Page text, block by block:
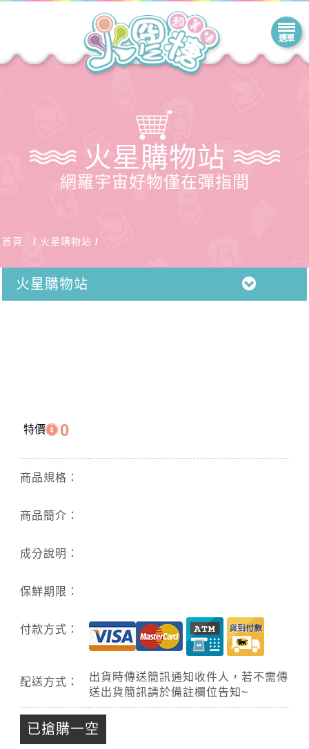
火星購物站
網羅宇宙好物僅在彈指間
首頁 火星購物站
火星購物站
特價 0
商品規格：
商品簡介：
成分說明：
保鮮期限：
付款方式：
配送方式：
出貨時傳送簡訊通知收件人，若不需傳
送出貨簡訊請於備註欄位告知~
已搶購一空